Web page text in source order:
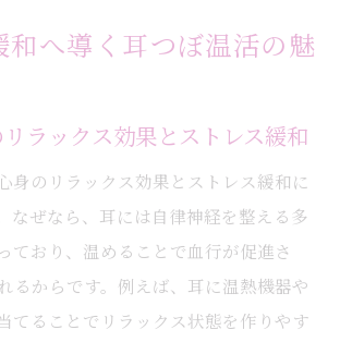
和へ導く耳つぼ温活の魅
ラックス効果とストレス緩和
身のリラックス効果とストレス緩和に
なぜなら、耳には自律神経を整える多
ており、温めることで血行が促進さ
るからです。例えば、耳に温熱機器や
てることでリラックス状態を作りやす